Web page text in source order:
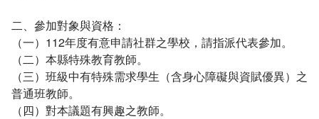
二、參加對象與資格：
（一）112年度有意申請社群之學校，請指派代表參加。
（二）本縣特殊教育教師。
（三）班級中有特殊需求學生（含身心障礙與資賦優異）之
普通班教師。
（四）對本議題有興趣之教師。